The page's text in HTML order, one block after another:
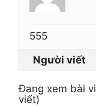
555
Người viết
Đang xem bài
viết)